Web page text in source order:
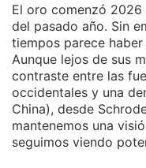
El oro comenzó
del pasado año. Sin
tiempos parece
Aunque lejos de sus
contraste entre las
occidentales y una
China), desde
mantenemos una
seguimos viendo